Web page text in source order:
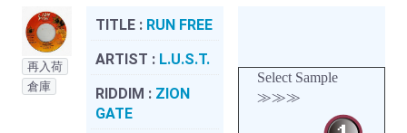
再入荷
倉庫
TITLE : RUN FREE
ARTIST : L.U.S.T.
RIDDIM : ZION
GATE
Select Sample
≫≫≫